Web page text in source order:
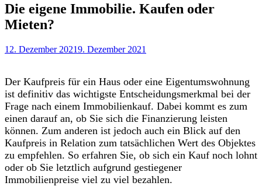
Die eigene Immobilie. Kaufen oder
Mieten?
12. Dezember 20219. Dezember 2021
Der Kaufpreis für ein Haus oder eine Eigentumswohnung
ist definitiv das wichtigste Entscheidungsmerkmal bei der
Frage nach einem Immobilienkauf. Dabei kommt es zum
einen darauf an, ob Sie sich die Finanzierung leisten
können. Zum anderen ist jedoch auch ein Blick auf den
Kaufpreis in Relation zum tatsächlichen Wert des Objektes
zu empfehlen. So erfahren Sie, ob sich ein Kauf noch lohnt
oder ob Sie letztlich aufgrund gestiegener
Immobilienpreise viel zu viel bezahlen.